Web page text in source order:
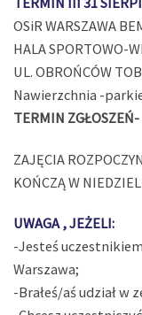
OSiR WARSZAWA
HALA SPORTOWO-
UL. OBROŃCÓW
Nawierzchnia -
TERMIN
ZAJĘCIA
KOŃCZĄ W
UWAGA , JEŻELI:
-Jesteś
Warszawa;
-Brałeś/aś udział w